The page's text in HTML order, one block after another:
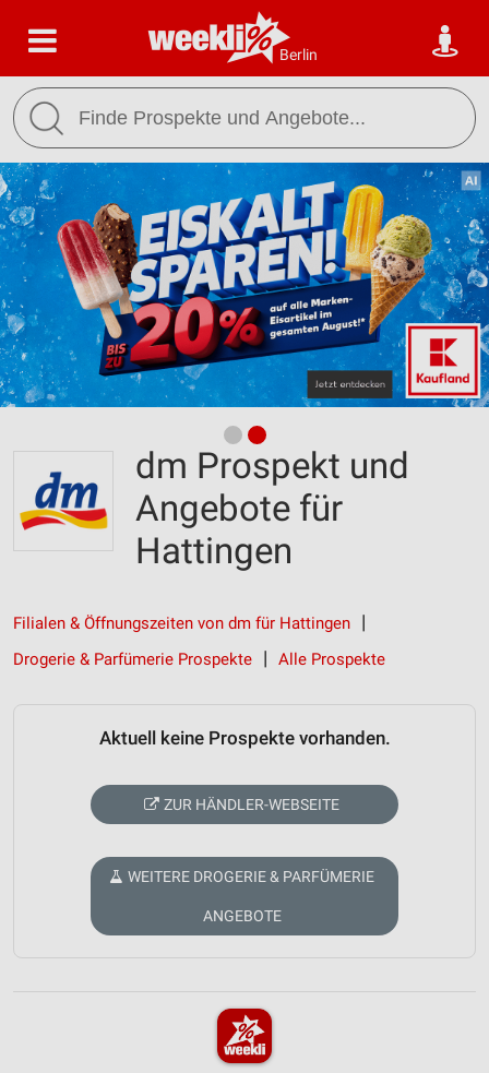
Berlin
dm Prospekt und
Angebote für
Hattingen
Filialen & Öffnungszeiten von dm für Hattingen
Drogerie & Parfümerie Prospekte
Alle Prospekte
Aktuell keine Prospekte vorhanden.
ZUR HÄNDLER-WEBSEITE
WEITERE DROGERIE & PARFÜMERIE
ANGEBOTE